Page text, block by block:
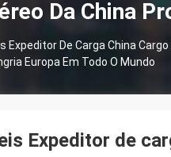
Da China
Expeditor De Carga China
Europa Em Todo O Mundo
Expeditor de